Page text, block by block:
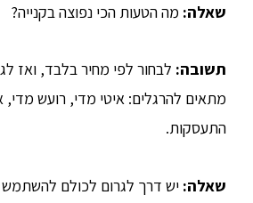
שאלה: מה הטעות הכי נפוצה בקנייה?
תשובה: לבחור לפי מחיר בלבד, ואז
מתאים להרגלים: איטי מדי, רועש מדי,
התעסקות.
שאלה: יש דרך לגרום לכולם להשתמש